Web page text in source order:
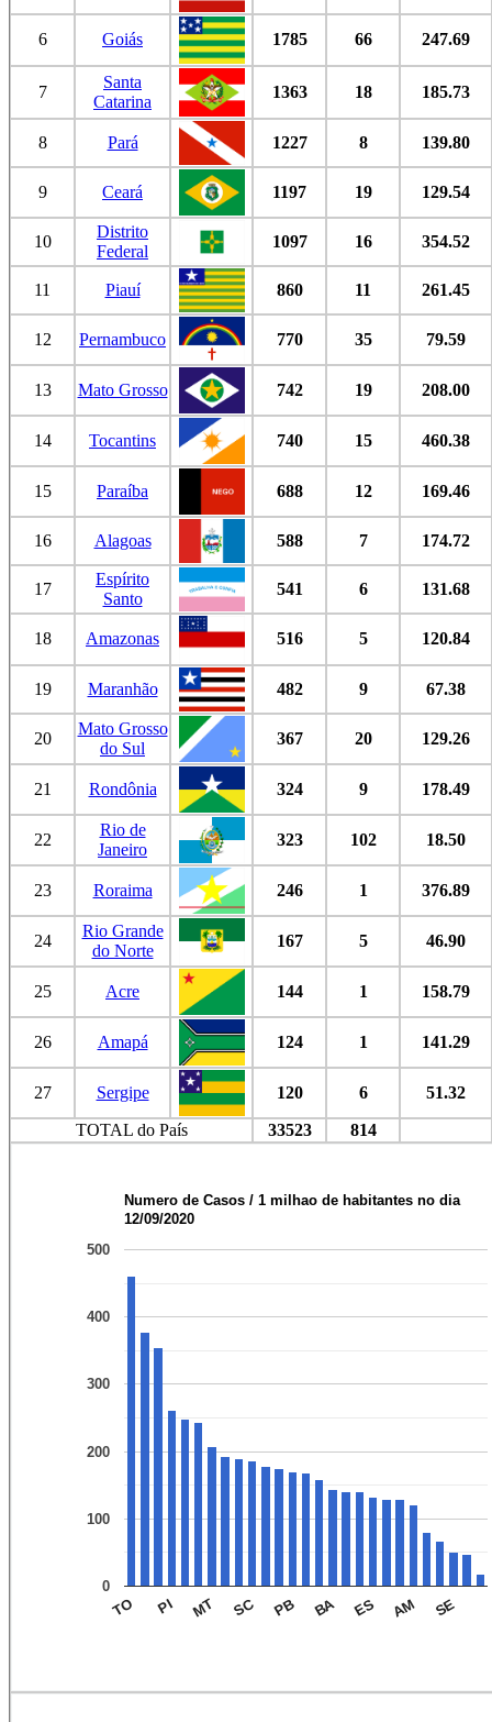
6 Goiás 1785 66 247.69
7
Santa
Catarina
1363 18 185.73
8 Pará 1227 8 139.80
9 Ceará 1197 19 129.54
10
Distrito
Federal
1097 16 354.52
11 Piauí 860 11 261.45
12 Pernambuco 770 35 79.59
13 Mato Grosso 742 19 208.00
14 Tocantins 740 15 460.38
15 Paraíba 688 12 169.46
16 Alagoas 588 7 174.72
17
Espírito
Santo
541 6 131.68
18 Amazonas 516 5 120.84
19 Maranhão 482 9 67.38
20
Mato Grosso
do Sul
367 20 129.26
21 Rondônia 324 9 178.49
22
Rio de
Janeiro
323 102 18.50
23 Roraima 246 1 376.89
24
Rio Grande
do Norte
167 5 46.90
25 Acre 144 1 158.79
26 Amapá 124 1 141.29
27 Sergipe 120 6
51.32
TOTAL do País
33523 814
Numero de Casos / 1 milhao de habitantes no dia
12/09/2020
TO PI MT SC PB BA ES AM SE
0
100
200
300
400
500